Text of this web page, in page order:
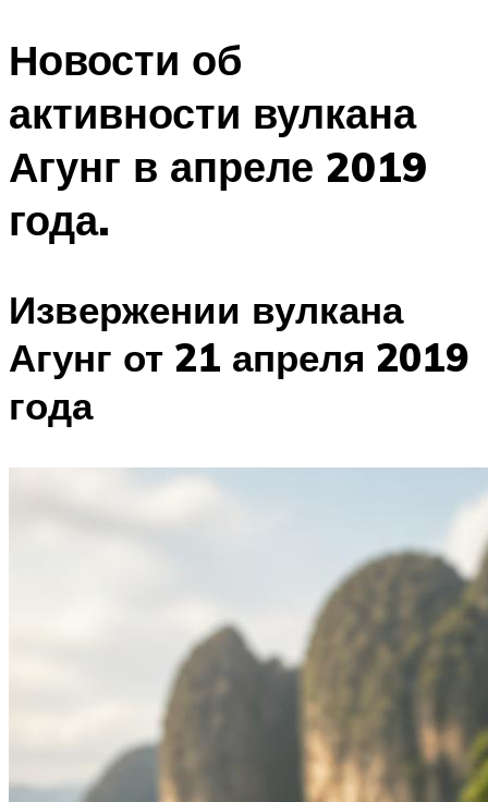
Новости об
активности вулкана
Агунг в апреле 2019
года.
Извержении вулкана
Агунг от 21 апреля 2019
года